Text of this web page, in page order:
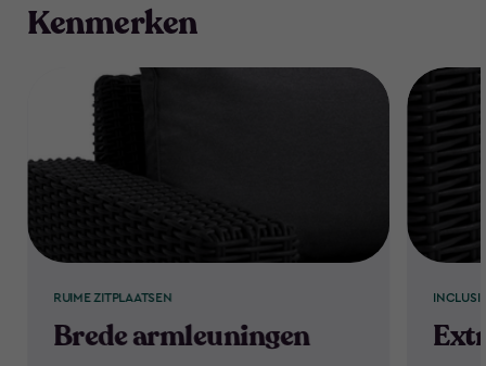
Kenmerken
RUIME ZITPLAATSEN
Brede armleuningen